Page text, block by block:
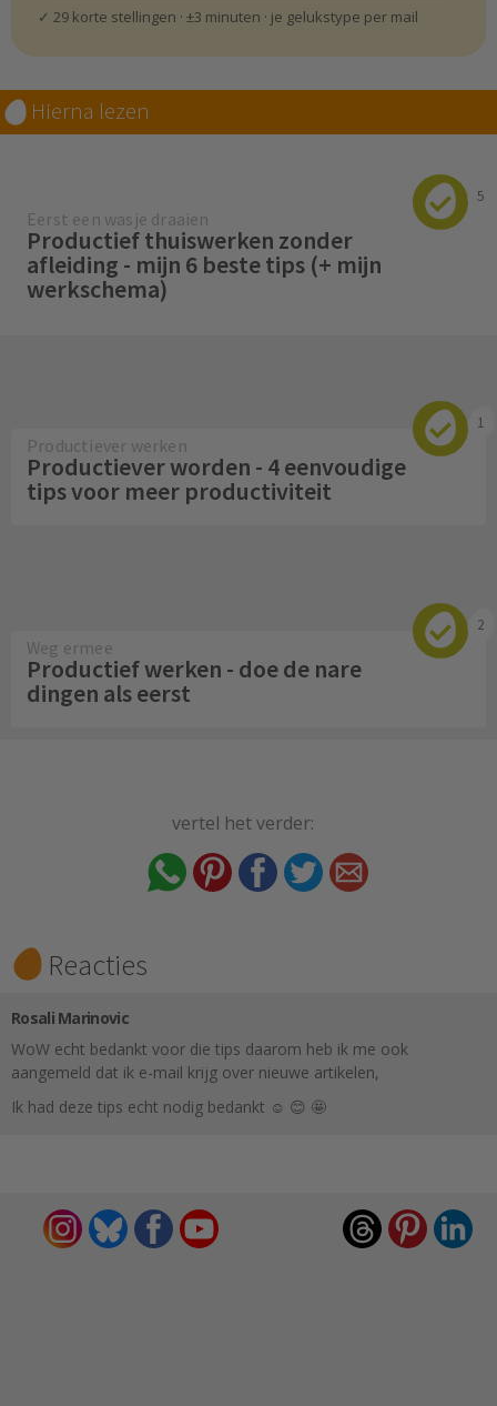
✓ 29 korte stellingen · ±3 minuten · je gelukstype per mail
Hierna lezen
5
Eerst een wasje draaien
Productief thuiswerken zonder
afleiding - mijn 6 beste tips (+ mijn
werkschema)
1
Productiever werken
Productiever worden - 4 eenvoudige
tips voor meer productiviteit
2
Weg ermee
Productief werken - doe de nare
dingen als eerst
vertel het verder:
Reacties
Rosali Marinovic
WoW echt bedankt voor die tips daarom heb ik me ook
aangemeld dat ik e-mail krijg over nieuwe artikelen,
Ik had deze tips echt nodig bedankt ☺️ 😊 🤩